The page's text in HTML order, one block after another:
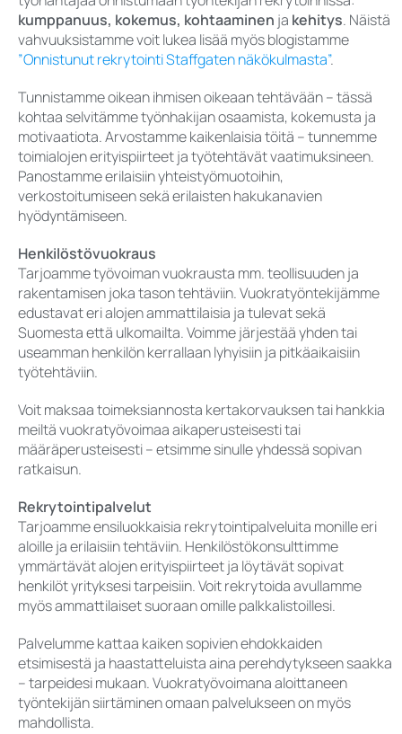
kumppanuus, kokemus, kohtaaminen ja kehitys. Näistä
vahvuuksistamme voit lukea lisää myös blogistamme
”Onnistunut rekrytointi Staffgaten näkökulmasta”.
Tunnistamme oikean ihmisen oikeaan tehtävään – tässä
kohtaa selvitämme työnhakijan osaamista, kokemusta ja
motivaatiota. Arvostamme kaikenlaisia töitä – tunnemme
toimialojen erityispiirteet ja työtehtävät vaatimuksineen.
Panostamme erilaisiin yhteistyömuotoihin,
verkostoitumiseen sekä erilaisten hakukanavien
hyödyntämiseen.
Henkilöstövuokraus
Tarjoamme työvoiman vuokrausta mm. teollisuuden ja
rakentamisen joka tason tehtäviin. Vuokratyöntekijämme
edustavat eri alojen ammattilaisia ja tulevat sekä
Suomesta että ulkomailta. Voimme järjestää yhden tai
useamman henkilön kerrallaan lyhyisiin ja pitkäaikaisiin
työtehtäviin.
Voit maksaa toimeksiannosta kertakorvauksen tai hankkia
meiltä vuokratyövoimaa aikaperusteisesti tai
määräperusteisesti – etsimme sinulle yhdessä sopivan
ratkaisun.
Rekrytointipalvelut
Tarjoamme ensiluokkaisia rekrytointipalveluita monille eri
aloille ja erilaisiin tehtäviin. Henkilöstökonsulttimme
ymmärtävät alojen erityispiirteet ja löytävät sopivat
henkilöt yrityksesi tarpeisiin. Voit rekrytoida avullamme
myös ammattilaiset suoraan omille palkkalistoillesi.
Palvelumme kattaa kaiken sopivien ehdokkaiden
etsimisestä ja haastatteluista aina perehdytykseen saakka
– tarpeidesi mukaan. Vuokratyövoimana aloittaneen
työntekijän siirtäminen omaan palvelukseen on myös
mahdollista.